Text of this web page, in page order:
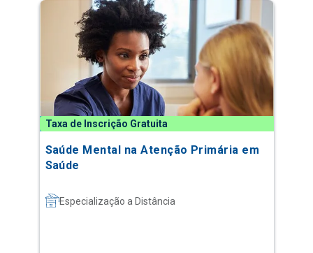
Taxa de Inscrição Gratuita
Saúde Mental na Atenção Primária em
Saúde
Especialização a Distância